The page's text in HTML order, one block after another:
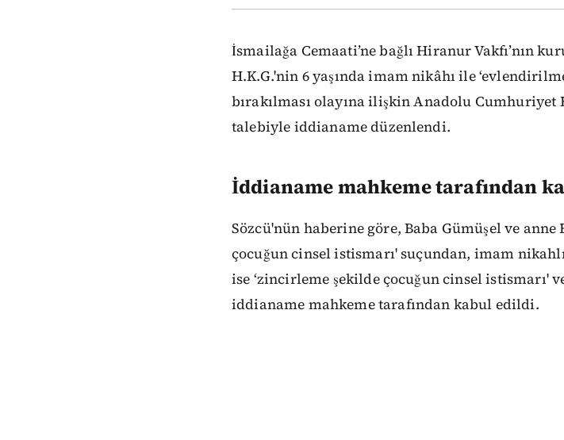
İsmailağa Cemaati’ne bağlı Hiranur Vakfı’nın
H.K.G.'nin 6 yaşında imam nikâhı ile
bırakılması olayına ilişkin Anadolu Cumhuriyet
talebiyle iddianame düzenlendi.
İddianame mahkeme tarafından
Sözcü'nün haberine göre, Baba Gümüşel ve anne
çocuğun cinsel istismarı' suçundan, imam
ise ‘zincirleme şekilde çocuğun cinsel istismarı'
iddianame mahkeme tarafından kabul edildi.